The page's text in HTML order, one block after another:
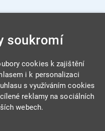
soukromí
cookies k zajištění
i k personalizaci
s využíváním cookies
reklamy na sociálních
webech.